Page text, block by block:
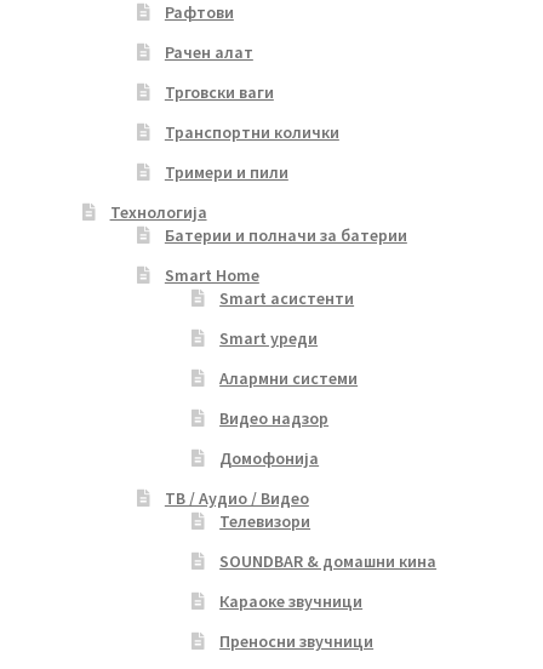
Рафтови
Рачен алат
Трговски ваги
Транспортни колички
Тримери и пили
Технологија
Батерии и полначи за батерии
Smart Home
Smart асистенти
Smart уреди
Алармни системи
Видео надзор
Домофонија
ТВ / Аудио / Видео
Телевизори
SOUNDBAR & домашни кина
Караоке звучници
Преносни звучници